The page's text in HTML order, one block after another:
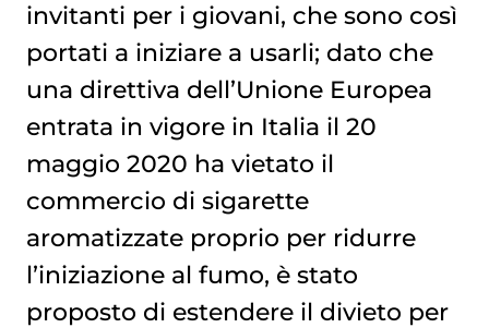
invitanti per i giovani, che sono così
portati a iniziare a usarli; dato che
una direttiva dell’Unione Europea
entrata in vigore in Italia il 20
maggio 2020 ha vietato il
commercio di sigarette
aromatizzate proprio per ridurre
l’iniziazione al fumo, è stato
proposto di estendere il divieto per